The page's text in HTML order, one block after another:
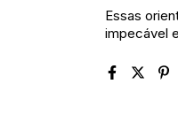
Essas
impecável